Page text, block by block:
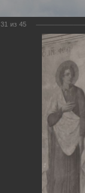
31 из 45